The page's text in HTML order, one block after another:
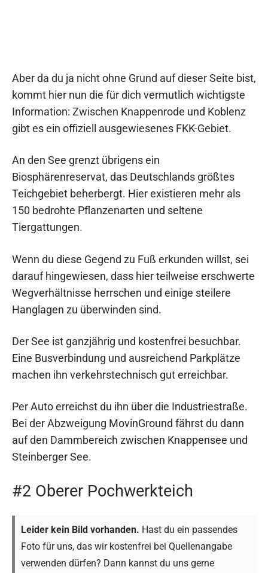
Aber da du ja nicht ohne Grund auf dieser Seite bist,
kommt hier nun die für dich vermutlich wichtigste
Information: Zwischen Knappenrode und Koblenz
gibt es ein offiziell ausgewiesenes FKK-Gebiet.
An den See grenzt übrigens ein
Biosphärenreservat, das Deutschlands größtes
Teichgebiet beherbergt. Hier existieren mehr als
150 bedrohte Pflanzenarten und seltene
Tiergattungen.
Wenn du diese Gegend zu Fuß erkunden willst, sei
darauf hingewiesen, dass hier teilweise erschwerte
Wegverhältnisse herrschen und einige steilere
Hanglagen zu überwinden sind.
Der See ist ganzjährig und kostenfrei besuchbar.
Eine Busverbindung und ausreichend Parkplätze
machen ihn verkehrstechnisch gut erreichbar.
Per Auto erreichst du ihn über die Industriestraße.
Bei der Abzweigung MovinGround fährst du dann
auf den Dammbereich zwischen Knappensee und
Steinberger See.
#2 Oberer Pochwerkteich
Leider kein Bild vorhanden. Hast du ein passendes
Foto für uns, das wir kostenfrei bei Quellenangabe
verwenden dürfen? Dann kannst du uns gerne